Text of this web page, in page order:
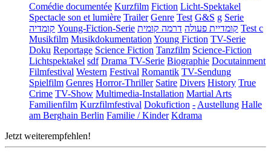
Comédie documentée Kurzfilm Fiction Licht-Spektakel
Spectacle son et lumière Trailer Genre Test G&S g Serie
קומדיה Young-Fiction-Serie קומדיית פעולה דרמה קומית
Test c
Musikfilm Musikdokumentation Young Fiction TV-Serie
Doku Reportage Science Fiction Tanzfilm Science-Fiction
Lichtspektakel sdf Drama TV-Serie Biographie Docutainment
Filmfestival Western Festival Romantik TV-Sendung
Spielfilm Genres Horror-Thriller Satire Divers History True
Crime TV-Show Multimedia-Installation Martial Arts
Familienfilm Kurzfilmfestival Dokufiction - Austellung Halle
am Berghain Berlin Familie / Kinder Kdrama
Jetzt weiterempfehlen!